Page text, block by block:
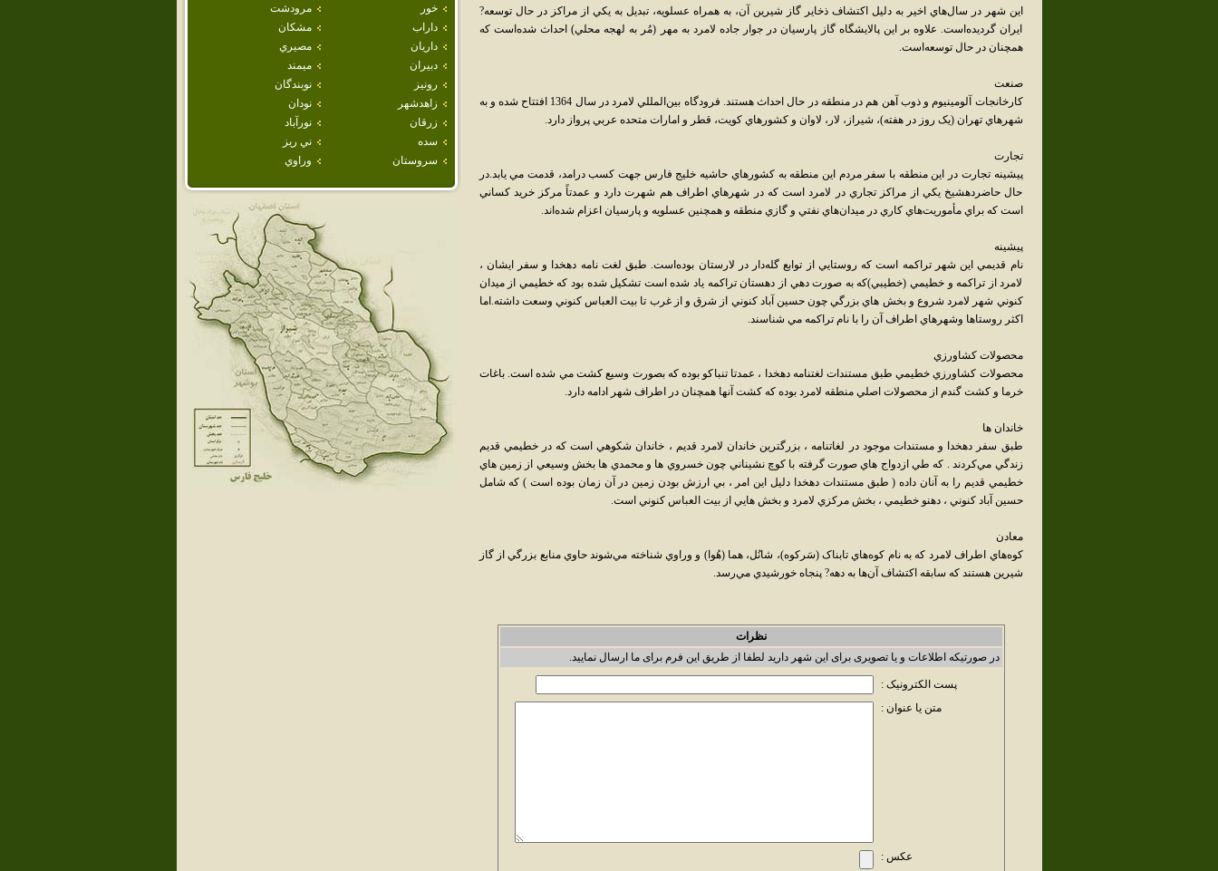
خور
مرودشت
داراب
مشكان
داريان
مصيري
دبيران
ميمند
رونيز
نوبندگان
زاهدشهر
نودان
زرقان
نورآباد
سده
ني ريز
سروستان
وراوي
اين شهر در سال‌هاي اخير به دليل اکتشاف ذخاير گاز شيرين آن، به همراه عسلويه، تبديل به يکي از مراکز در حال توسعه‌?
ايران گرديده‌است. علاوه بر اين پالايشگاه گاز پارسيان در جوار جاده لامرد به مهر (مُر به لهجه محلي) احداث شده‌است که
همچنان در حال توسعه‌است.
صنعت
کارخانجات آلومينيوم و ذوب آهن هم در منطقه در حال احداث هستند. فرودگاه بين‌المللي لامرد در سال 1364 افتتاح شده و به
شهرهاي تهران (يک روز در هفته)، شيراز، لار، لاوان و کشورهاي کويت، قطر و امارات متحده عربي پرواز دارد.
تجارت
پيشينه تجارت در اين منطقه با سفر مردم اين منطقه به كشورهاي حاشيه خليج فارس جهت كسب درامد، قدمت مي يابد.در
حال حاضردهشيخ يکي از مراکز تجاري در لامرد است که در شهرهاي اطراف هم شهرت دارد و عمدتاً مرکز خريد کساني
است که براي مأموريت‌هاي کاري در ميدان‌هاي نفتي و گازي منطقه و همچنين عسلويه و پارسيان اعزام شده‌اند.
پيشينه
نام قديمي اين شهر تراکمه است که روستايي از توابع گله‌دار در لارستان بوده‌است. طبق لغت نامه دهخدا و سفر ايشان ،
لامرد از تراکمه و خطيمي (خطيبي)که به صورت دهي از دهستان تراکمه ياد شده است تشکيل شده بود که خطيمي از ميدان
کنوني شهر لامرد شروع و بخش هاي بزرگي چون حسين آباد کنوني از شرق و از غرب تا بيت العباس کنوني وسعت داشته.اما
اکثر روستاها وشهرهاي اطراف آن را با نام تراکمه مي شناسند.
محصولات کشاورزي
محصولات کشاورزي خطيمي طبق مستندات لغتنامه دهخدا ، عمدتا تنباکو بوده که بصورت وسيع کشت مي شده است. باغات
خرما و كشت گندم از محصولات اصلي منطقه لامرد بوده كه كشت آنها همچنان در اطراف شهر ادامه دارد.
خاندان ها
طبق سفر دهخدا و مستندات موجود در لغاتنامه ، بزرگترين خاندان لامرد قديم ، خاندان شکوهي است که در خطيمي قديم
زندگي مي‌کردند . که طي ازدواج هاي صورت گرفته با کوچ نشيناني چون خسروي ها و محمدي ها بخش وسيعي از زمين هاي
خطيمي قديم را به آنان داده ( طبق مستندات دهخدا دليل اين امر ، بي ارزش بودن زمين در آن زمان بوده است ) که شامل
حسين آباد کنوني ، دهنو خطيمي ، بخش مرکزي لامرد و بخش هايي از بيت العباس کنوني است.
معادن
کوه‌هاي اطراف لامرد که به نام کوه‌هاي تابناک (سَرکوه)، شانُل، هما (هُوا) و وراوي شناخته مي‌شوند حاوي منابع بزرگي از گاز
شيرين هستند که سابقه اکتشاف آن‌ها به دهه‌? پنجاه خورشيدي مي‌رسد.
نظرات
در صورتیکه اطلاعات و یا تصویری برای این شهر دارید لطفا از طریق این فرم برای ما ارسال نمایید.
پست الکترونیک :
متن یا عنوان :
عکس :